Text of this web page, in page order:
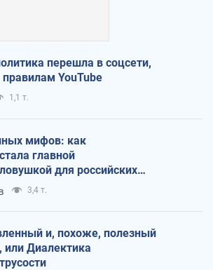
перешла в соцсети,
YouTube
1,1 т.
мифов: как
главной
для российских
3,4 т.
и, похоже, полезный
Диалектика